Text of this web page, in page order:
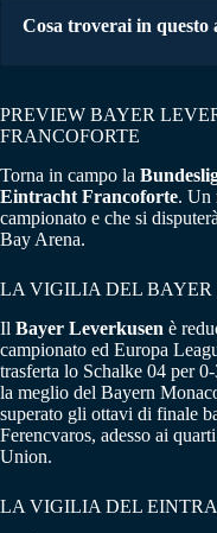
Cosa troverai in questo
PREVIEW BAYER
FRANCOFORTE
Torna in campo la
Eintracht Francoforte. Un
campionato e che si
Bay Arena.
LA VIGILIA DEL BAYER
Il Bayer Leverkusen è
campionato ed Europa
trasferta lo Schalke 04 per
la meglio del Bayern
superato gli ottavi di finale
Ferencvaros, adesso ai
Union.
LA VIGILIA DEL